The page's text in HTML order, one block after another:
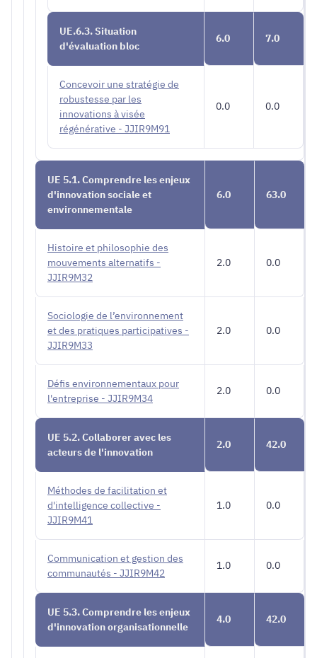
UE.6.3. Situation
d'évaluation bloc
6.0 7.0
Concevoir une stratégie de
robustesse par les
innovations à visée
régénérative - JJIR9M91
0.0 0.0
UE 5.1. Comprendre les enjeux
d'innovation sociale et
environnementale
6.0 63.0
Histoire et philosophie des
mouvements alternatifs -
JJIR9M32
2.0 0.0
Sociologie de l’environnement
et des pratiques participatives -
JJIR9M33
2.0 0.0
Défis environnementaux pour
l'entreprise - JJIR9M34
2.0 0.0
UE 5.2. Collaborer avec les
acteurs de l'innovation
2.0 42.0
Méthodes de facilitation et
d'intelligence collective -
JJIR9M41
1.0 0.0
Communication et gestion des
communautés - JJIR9M42
1.0 0.0
UE 5.3. Comprendre les enjeux
d'innovation organisationnelle
4.0 42.0